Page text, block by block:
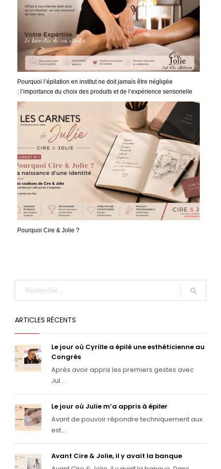
Pourquoi l’épilation en institut ne doit jamais être négligée
: l’importance du choix des produits et de l’expérience sensorielle
Pourquoi Cire & Jolie ?
ARTICLES RÉCENTS
Le jour où Cyrille a épilé une esthéticienne au
Congrès
Après avoir appris les premiers gestes avec
Jul...
Le jour où Julie m’a appris à épiler
Avant de pouvoir répondre techniquement aux
est...
Avant Cire & Jolie, il y avait la banque